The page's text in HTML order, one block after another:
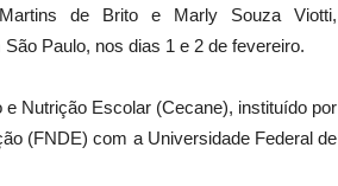
de Brito e Marly Souza Viotti,
Paulo, nos dias 1 e 2 de fevereiro.
Nutrição Escolar (Cecane), instituído por
(FNDE) com a Universidade Federal de